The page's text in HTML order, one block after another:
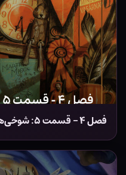
فصل ۴ – قسمت ۵: شوخی‌های جادویی ویزلی‌ها